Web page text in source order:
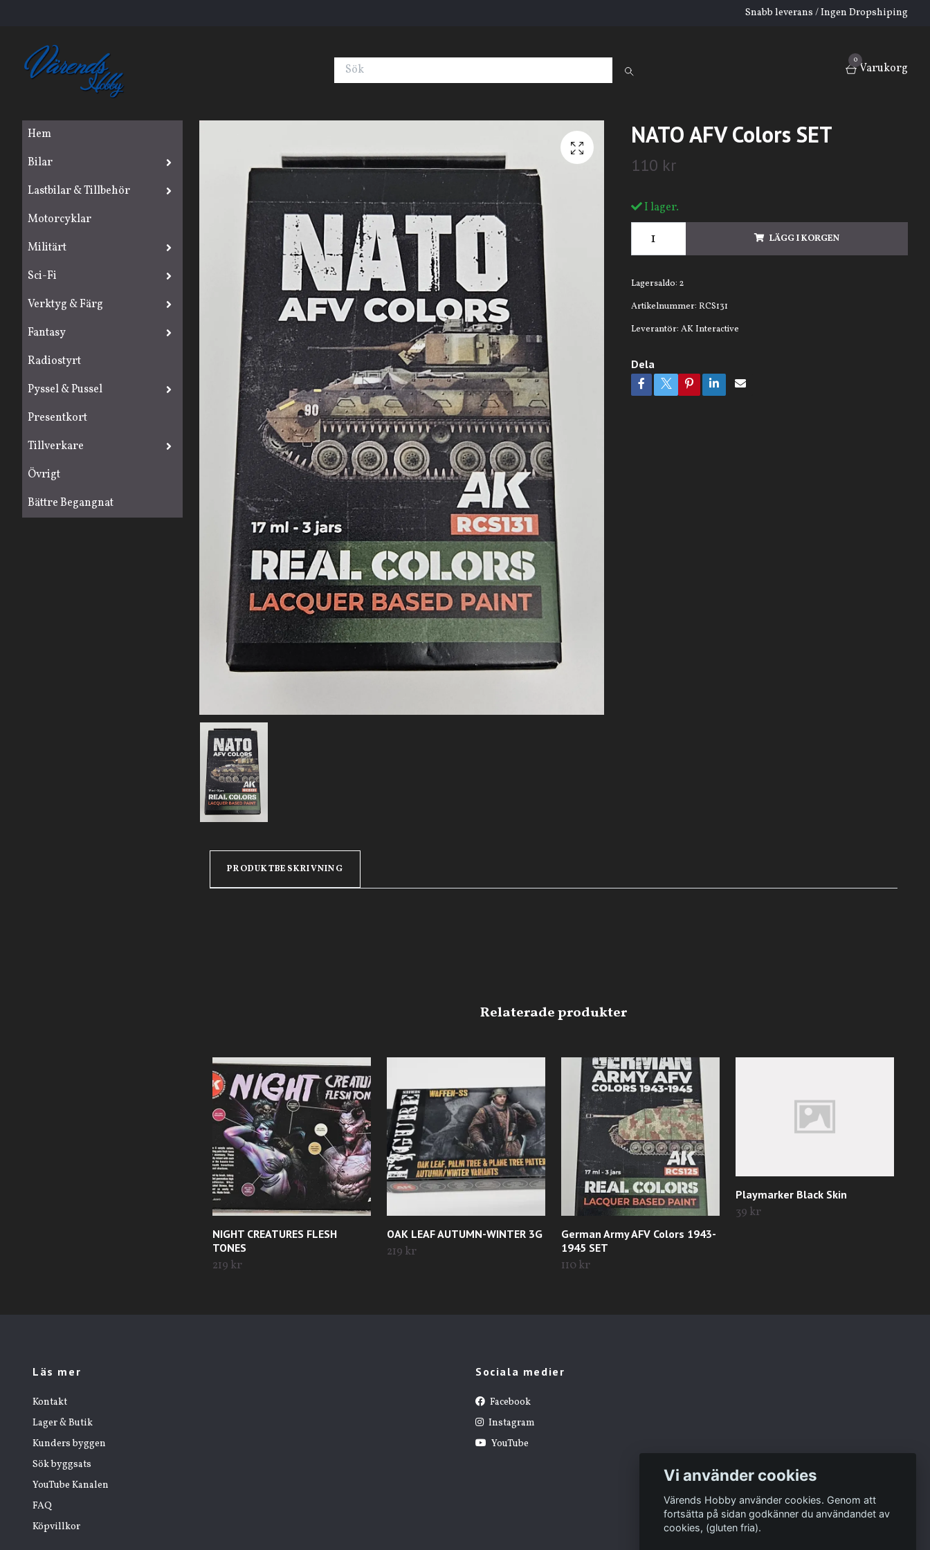
Snabb leverans / Ingen Dropshiping
0
Varukorg
Hem
Bilar
Lastbilar & Tillbehör
Motorcyklar
Militärt
Sci-Fi
Verktyg & Färg
Fantasy
Radiostyrt
Pyssel & Pussel
Presentkort
Tillverkare
Övrigt
Bättre Begangnat
NATO AFV Colors SET
110 kr
I lager.
LÄGG I KORGEN
Lagersaldo: 2
Artikelnummer: RCS131
Leverantör: AK Interactive
Dela
PRODUKTBESKRIVNING
NIGHT CREATURES FLESH
TONES
219 kr
OAK LEAF AUTUMN-WINTER 3G
219 kr
German Army AFV Colors 1943-
1945 SET
110 kr
Playmarker Black Skin
39 kr
Läs mer
Kontakt
Lager & Butik
Kunders byggen
Sök byggsats
YouTube Kanalen
FAQ
Köpvillkor
Sociala medier
Facebook
Instagram
YouTube
Vi använder cookies
Värends Hobby använder cookies. Genom att
fortsätta på sidan godkänner du användandet av
cookies, (gluten fria).